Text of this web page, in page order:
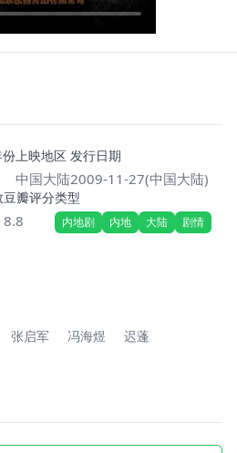
上映地区
中国大陆
发行日期
2009-11-27(中国大陆)
豆瓣评分
8.8
类型
内地剧 内地 大陆 剧情
张启军 冯海煜 迟蓬